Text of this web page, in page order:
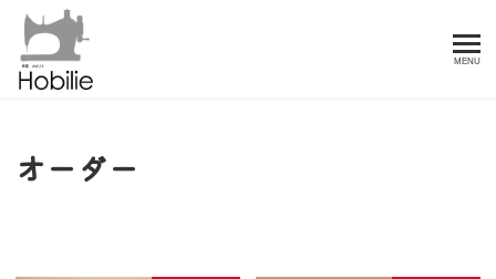
MENU
オーダー